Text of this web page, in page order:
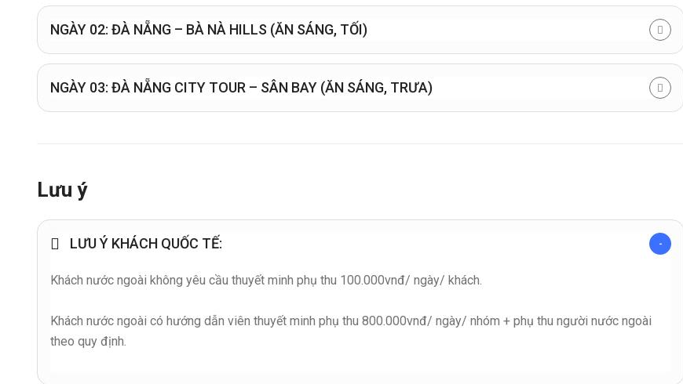
NGÀY 02: ĐÀ NẴNG – BÀ NÀ HILLS (ĂN SÁNG, TỐI)
NGÀY 03: ĐÀ NẴNG CITY TOUR – SÂN BAY (ĂN SÁNG, TRƯA)
Lưu ý
LƯU Ý KHÁCH QUỐC TẾ:
Khách nước ngoài không yêu cầu thuyết minh phụ thu 100.000vnđ/ ngày/ khách.
Khách nước ngoài có hướng dẫn viên thuyết minh phụ thu 800.000vnđ/ ngày/ nhóm + phụ thu người nước ngoài
theo quy định.